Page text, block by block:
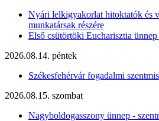
Nyári lelkigyakorlat hitoktatók és
munkatársak részére
Első csütörtöki Eucharisztia
2026.08.14. péntek
Székesfehérvár fogadalmi
2026.08.15. szombat
Nagyboldogasszony ünnep -